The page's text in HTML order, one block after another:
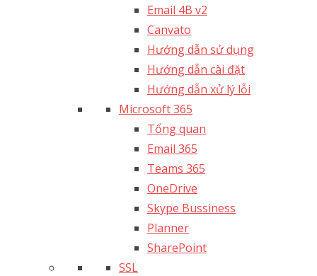
Email 4B v2
Canvato
Hướng dẫn sử dụng
Hướng dẫn cài đặt
Hướng dẫn xử lý lỗi
Microsoft 365
Tổng quan
Email 365
Teams 365
OneDrive
Skype Bussiness
Planner
SharePoint
SSL